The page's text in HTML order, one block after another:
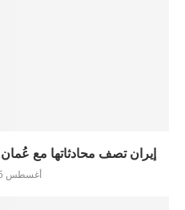
إيران تصف محادثاتها مع
أغسطس 5, 2026